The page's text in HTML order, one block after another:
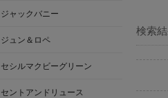
ジャックバニー
ジュン＆ロペ
セシルマクビーグリーン
セントアンドリュース
検索